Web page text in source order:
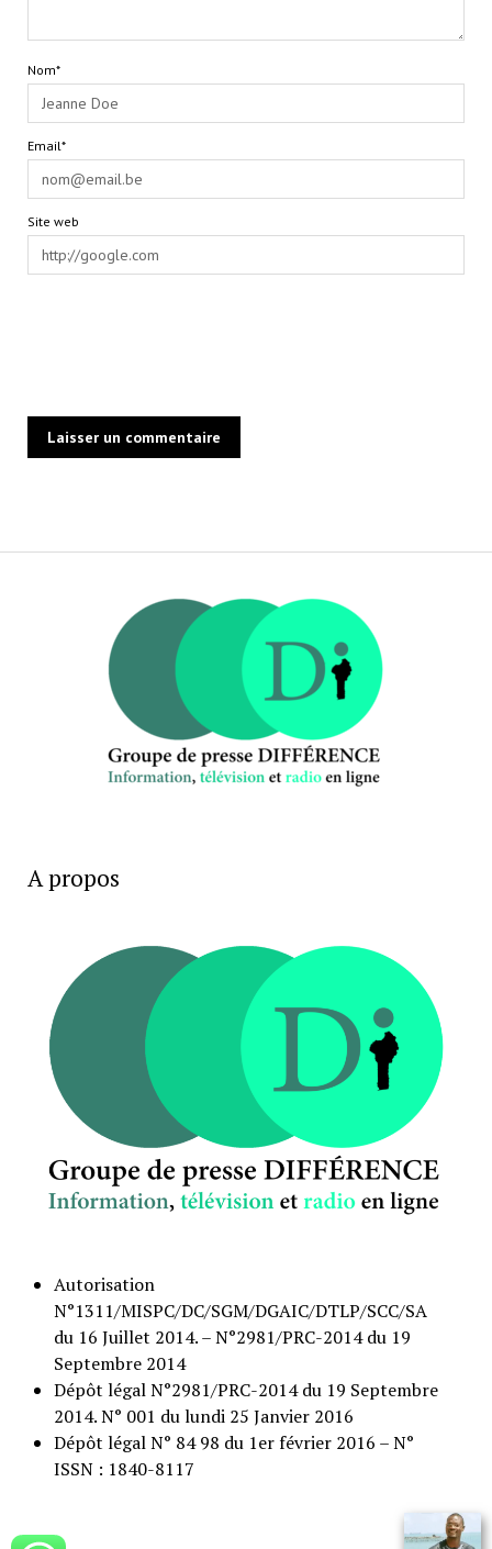
Nom*
Email*
Site web
A propos
Autorisation
N°1311/MISPC/DC/SGM/DGAIC/DTLP/SCC/SA
du 16 Juillet 2014. – N°2981/PRC-2014 du 19
Septembre 2014
Dépôt légal N°2981/PRC-2014 du 19 Septembre
2014. N° 001 du lundi 25 Janvier 2016
Dépôt légal N° 84 98 du 1er février 2016 – N°
ISSN : 1840-8117